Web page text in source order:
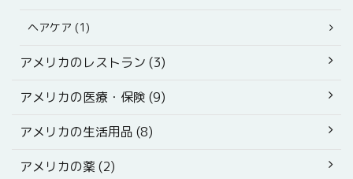
ヘアケア (1)
アメリカのレストラン (3)
アメリカの医療・保険 (9)
アメリカの生活用品 (8)
アメリカの薬 (2)